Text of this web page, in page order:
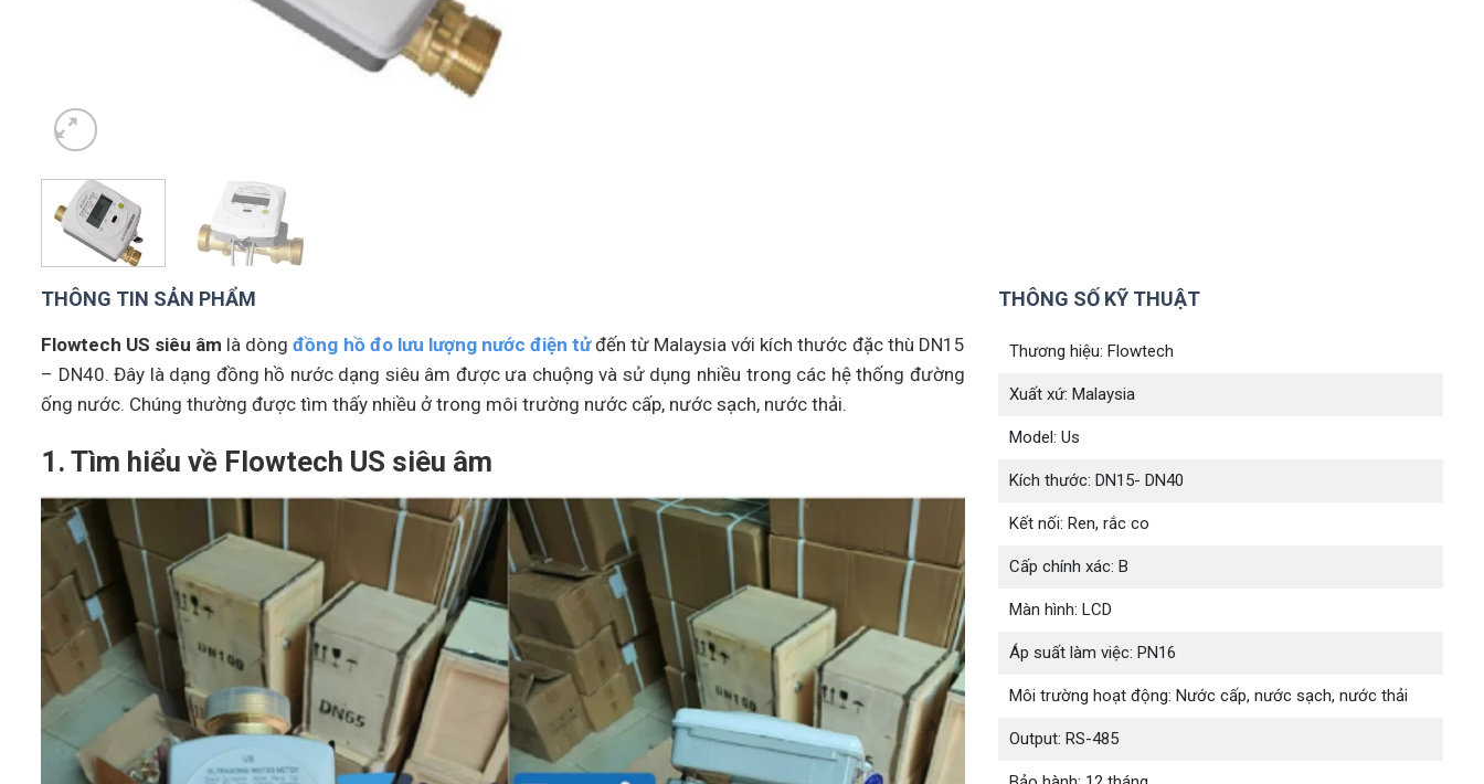
THÔNG TIN SẢN PHẨM
Flowtech US siêu âm là dòngđồng hồ đo lưu lượng nước điện tửđến từ Malaysia với kích thước đặc thù DN15
– DN40. Đây là dạng đồng hồ nước dạng siêu âm được ưa chuộng và sử dụng nhiều trong các hệ thống đường
ống nước. Chúng thường được tìm thấy nhiều ở trong môi trường nước cấp, nước sạch, nước thải.
1. Tìm hiểu về Flowtech US siêu âm
THÔNG SỐ KỸ THUẬT
Thương hiệu: Flowtech
Xuất xứ: Malaysia
Model: Us
Kích thước: DN15- DN40
Kết nối: Ren, rắc co
Cấp chính xác: B
Màn hình: LCD
Áp suất làm việc: PN16
Môi trường hoạt động: Nước cấp, nước sạch, nước thải
Output: RS-485